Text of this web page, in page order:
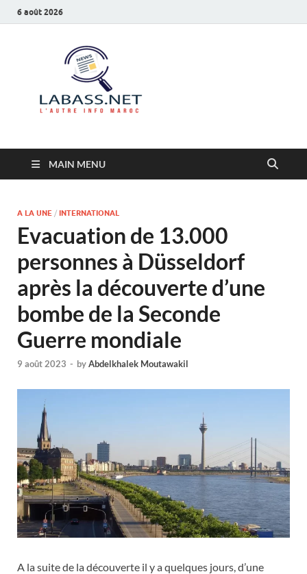
6 août 2026
MAIN MENU
A LA UNE / INTERNATIONAL
Evacuation de 13.000
personnes à Düsseldorf
après la découverte d’une
bombe de la Seconde
Guerre mondiale
9 août 2023 - byAbdelkhalek Moutawakil
A la suite de la découverte il y a quelques jours, d’une